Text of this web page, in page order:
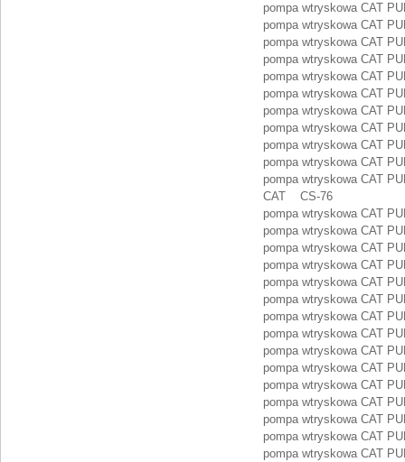
pompa wtryskowa CAT
pompa wtryskowa CAT
pompa wtryskowa CAT
pompa wtryskowa CAT
pompa wtryskowa CAT
pompa wtryskowa CAT
pompa wtryskowa CAT
pompa wtryskowa CAT
pompa wtryskowa CAT
pompa wtryskowa CAT
pompa wtryskowa CAT
CAT CS-76
pompa wtryskowa CAT
pompa wtryskowa CAT
pompa wtryskowa CAT
pompa wtryskowa CAT
pompa wtryskowa CAT
pompa wtryskowa CAT
pompa wtryskowa CAT
pompa wtryskowa CAT
pompa wtryskowa CAT
pompa wtryskowa CAT
pompa wtryskowa CAT
pompa wtryskowa CAT
pompa wtryskowa CAT
pompa wtryskowa CAT
pompa wtryskowa CAT